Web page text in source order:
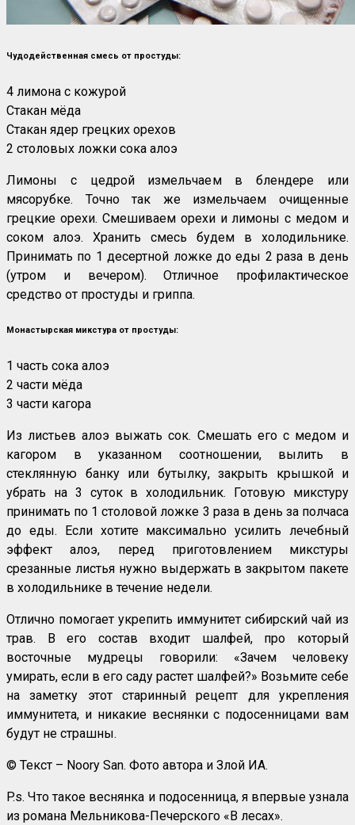
Чудодейственная смесь от простуды:
4 лимона с кожурой
Стакан мёда
Стакан ядер грецких орехов
2 столовых ложки сока алоэ
Лимоны с цедрой измельчаем в блендере или
мясорубке. Точно так же измельчаем очищенные
грецкие орехи. Смешиваем орехи и лимоны с медом и
соком алоэ. Хранить смесь будем в холодильнике.
Принимать по 1 десертной ложке до еды 2 раза в день
(утром и вечером). Отличное профилактическое
средство от простуды и гриппа.
Монастырская микстура от простуды:
1 часть сока алоэ
2 части мёда
3 части кагора
Из листьев алоэ выжать сок. Смешать его с медом и
кагором в указанном соотношении, вылить в
стеклянную банку или бутылку, закрыть крышкой и
убрать на 3 суток в холодильник. Готовую микстуру
принимать по 1 столовой ложке 3 раза в день за полчаса
до еды. Если хотите максимально усилить лечебный
эффект алоэ, перед приготовлением микстуры
срезанные листья нужно выдержать в закрытом пакете
в холодильнике в течение недели.
Отлично помогает укрепить иммунитет сибирский чай из
трав. В его состав входит шалфей, про который
восточные мудрецы говорили: «Зачем человеку
умирать, если в его саду растет шалфей?» Возьмите себе
на заметку этот старинный рецепт для укрепления
иммунитета, и никакие веснянки с подосенницами вам
будут не страшны.
© Текст – Noory San. Фото автора и Злой ИА.
P.s. Что такое веснянка и подосенница, я впервые узнала
из романа Мельникова-Печерского «В лесах».